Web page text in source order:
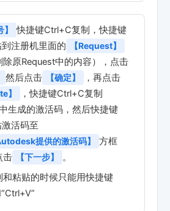
快捷键Ctrl+C复制，快捷键
注册机里面的
【Request】
除原Request中的内容），点击
然后点击 【确定】 ，再点击
】
，快捷键Ctrl+C复制
生成的激活码，然后快捷键
活码至
提供的激活码】
方框
击
【下一步】
。
和粘贴的时候只能用快捷键